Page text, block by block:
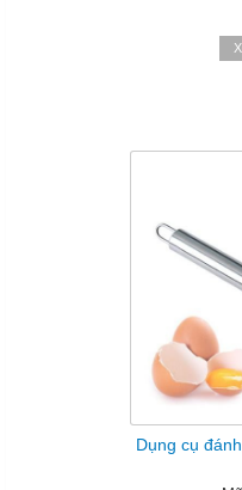
Dụng cụ